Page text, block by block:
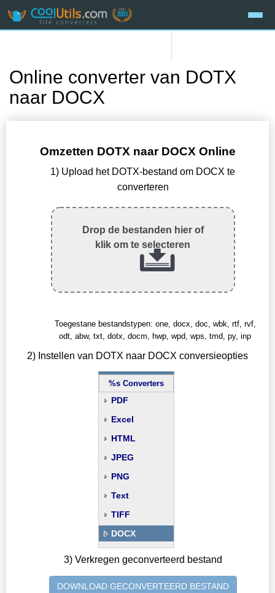
Online converter van DOTX
naar DOCX
Omzetten DOTX naar DOCX Online
1) Upload het DOTX-bestand om DOCX te
converteren
Drop de bestanden hier of
klik om te selecteren
Toegestane bestandstypen: one, docx, doc, wbk, rtf, rvf,
odt, abw, txt, dotx, docm, hwp, wpd, wps, tmd, py, inp
2) Instellen van DOTX naar DOCX conversieopties
%s Converters
PDF
Excel
HTML
JPEG
PNG
Text
TIFF
DOCX
3) Verkregen geconverteerd bestand
DOWNLOAD GECONVERTEERD BESTAND